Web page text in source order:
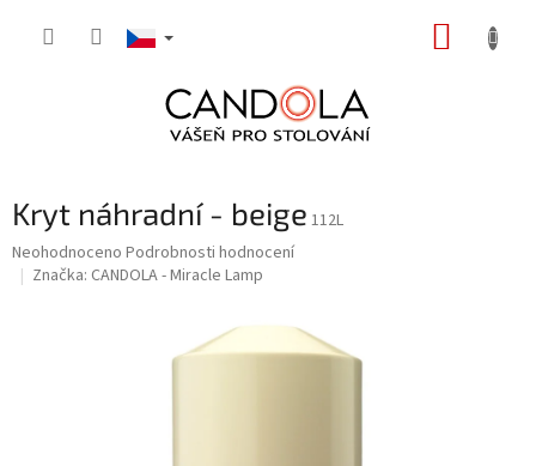
Kryt náhradní - beige 112L
Průměrné
hodnocení
Neohodnoceno Podrobnosti hodnocení
Značka: CANDOLA - Miracle Lamp